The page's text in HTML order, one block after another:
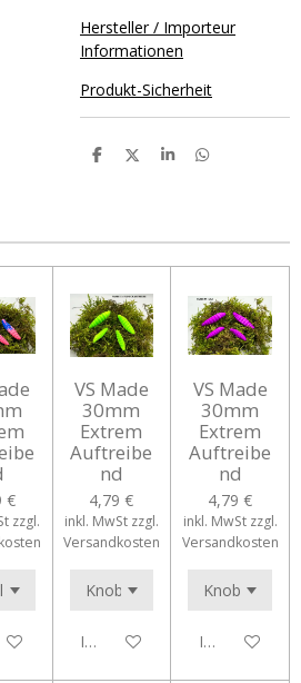
Hersteller / Importeur
Informationen
Produkt-Sicherheit
T
n
T
n
T
n
T
n
€
zzgl.
Warenkorb
VS Made
30mm
Extrem
Auftreibe
nd
4,79 €
inkl. MwSt zzgl.
Versandkosten
In den Warenkorb
VS Made
30mm
Extrem
Auftreibe
nd
4,79 €
inkl. MwSt zzgl.
Versandkosten
In den